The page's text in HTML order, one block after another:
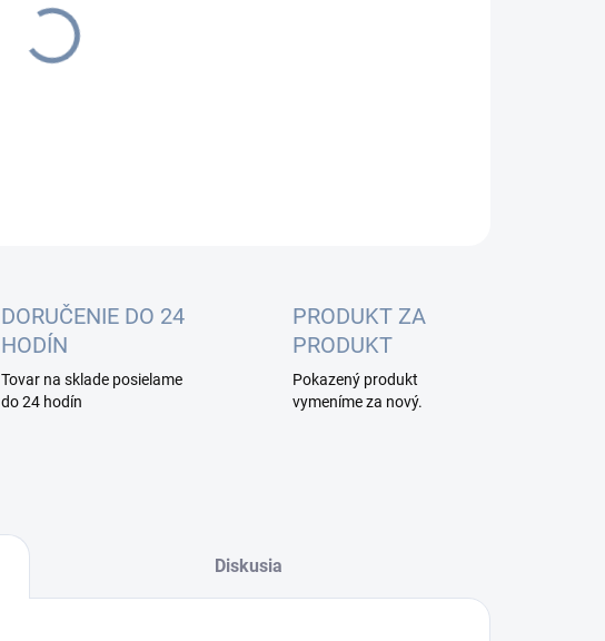
DORUČENIE DO 24
HODÍN
Tovar na sklade posielame
do 24 hodín
PRODUKT ZA
PRODUKT
Pokazený produkt
vymeníme za nový.
Diskusia